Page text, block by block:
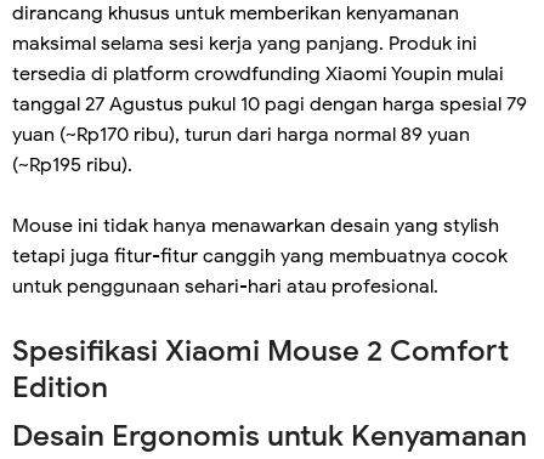
dirancang khusus untuk memberikan kenyamanan
maksimal selama sesi kerja yang panjang. Produk ini
tersedia di platform crowdfunding Xiaomi Youpin mulai
tanggal 27 Agustus pukul 10 pagi dengan harga spesial 79
yuan (~Rp170 ribu), turun dari harga normal 89 yuan
(~Rp195 ribu).
Mouse ini tidak hanya menawarkan desain yang stylish
tetapi juga fitur-fitur canggih yang membuatnya cocok
untuk penggunaan sehari-hari atau profesional.
Spesifikasi Xiaomi Mouse 2 Comfort
Edition
Desain Ergonomis untuk Kenyamanan